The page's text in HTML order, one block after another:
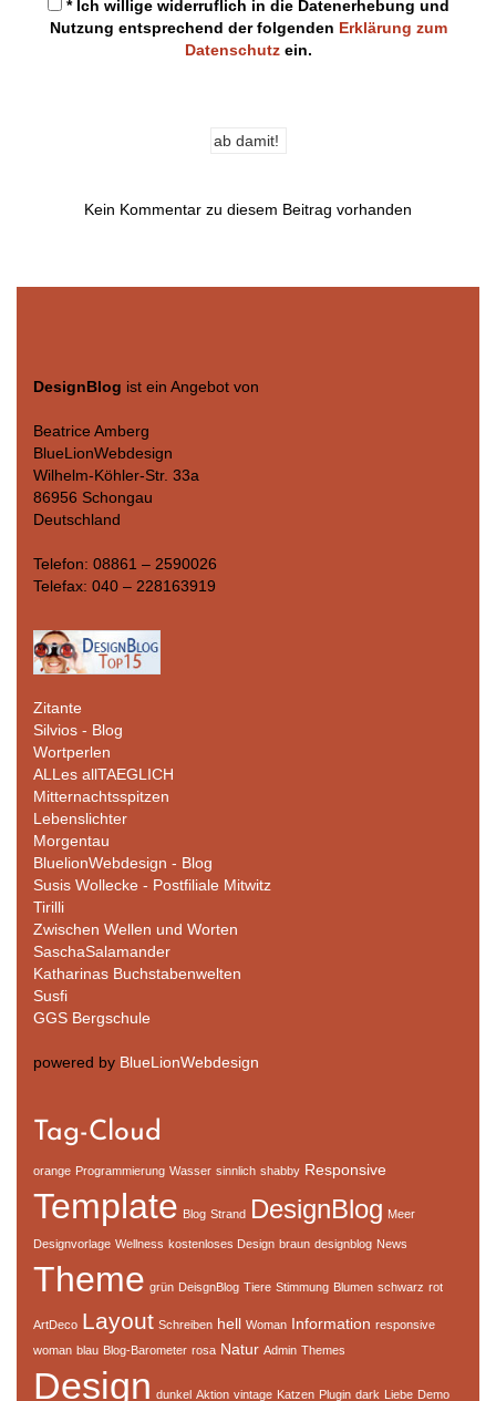
* Ich willige widerruflich in die Datenerhebung und
Nutzung entsprechend der folgenden Erklärung zum
Datenschutzein.
Kein Kommentar zu diesem Beitrag vorhanden
DesignBlog ist ein Angebot von
Beatrice Amberg
BlueLionWebdesign
Wilhelm-Köhler-Str. 33a
86956 Schongau
Deutschland
Telefon: 08861 – 2590026
Telefax: 040 – 228163919
Zitante
Silvios - Blog
Wortperlen
ALLes allTAEGLICH
Mitternachtsspitzen
Lebenslichter
Morgentau
BluelionWebdesign - Blog
Susis Wollecke - Postfiliale Mitwitz
Tirilli
Zwischen Wellen und Worten
SaschaSalamander
Katharinas Buchstabenwelten
Susfi
GGS Bergschule
powered by BlueLionWebdesign
Tag-Cloud
orange Programmierung Wasser sinnlich shabby Responsive
Template Blog Strand DesignBlog Meer
Designvorlage Wellness kostenloses Design braun designblog News
Theme grün DeisgnBlog Tiere Stimmung Blumen schwarz rot
ArtDeco Layout Schreiben hell Woman Information responsive
woman blau Blog-Barometer rosa Natur Admin Themes
Design dunkel Aktion vintage Katzen Plugin dark Liebe Demo